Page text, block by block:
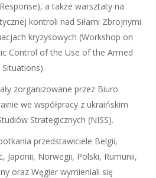
a także warsztaty na
kontroli nad Siłami Zbrojnymi
kryzysowych (Workshop on
Control of the Use of the Armed
zorganizowane przez Biuro
we współpracy z ukraińskim
Strategicznych (NISS).
przedstawiciele Belgii,
Japonii, Norwegii, Polski, Rumunii,
oraz Węgier wymieniali się